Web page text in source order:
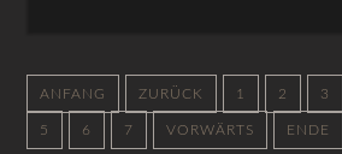
ANFANG ZURÜCK 1 2 3
5 6 7 VORWÄRTS ENDE